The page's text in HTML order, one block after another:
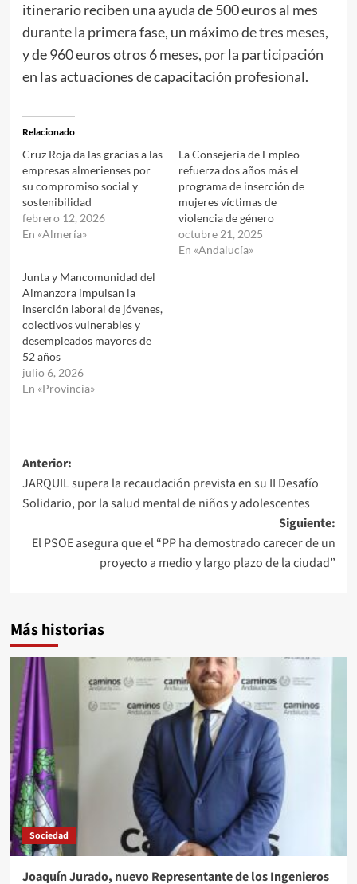
itinerario reciben una ayuda de 500 euros al mes
durante la primera fase, un máximo de tres meses,
y de 960 euros otros 6 meses, por la participación
en las actuaciones de capacitación profesional.
Relacionado
Cruz Roja da las gracias a las
empresas almerienses por
su compromiso social y
sostenibilidad
febrero 12, 2026
En «Almería»
La Consejería de Empleo
refuerza dos años más el
programa de inserción de
mujeres víctimas de
violencia de género
octubre 21, 2025
En «Andalucía»
Junta y Mancomunidad del
Almanzora impulsan la
inserción laboral de jóvenes,
colectivos vulnerables y
desempleados mayores de
52 años
julio 6, 2026
En «Provincia»
Navegación
de
entradas
Anterior:
JARQUIL supera la recaudación prevista en su II Desafío
Solidario, por la salud mental de niños y adolescentes
Siguiente:
El PSOE asegura que el “PP ha demostrado carecer de un
proyecto a medio y largo plazo de la ciudad”
Más historias
Sociedad
Joaquín Jurado, nuevo Representante de los Ingenieros